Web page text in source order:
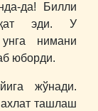
да! Билли
эди. У
нимани
юборди.
жўнади.
ташлаш